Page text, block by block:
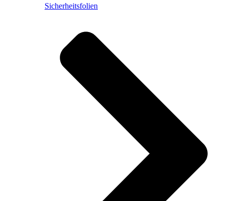
Sicherheitsfolien